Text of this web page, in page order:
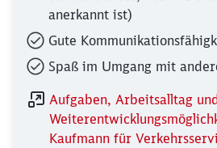
anerkannt ist)
Gute
Spaß im Umgang mit
Aufgaben, Arbeitsalltag und
Kaufmann für